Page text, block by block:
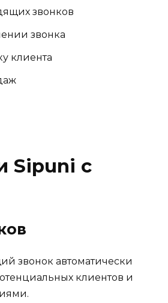
звонков
звонка
клиента
Sipuni с
звонок автоматически
клиентов и